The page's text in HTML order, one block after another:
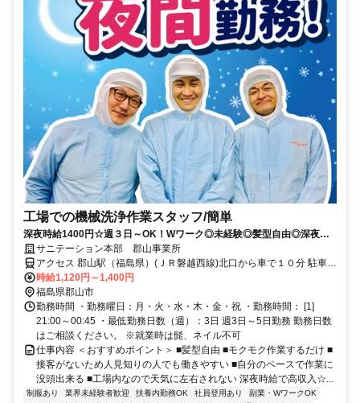
工場での機械洗浄作業スタッフ/簡単
深夜時給1400円☆週３日～OK！Wワーク◎未経験◎髪型自由◎深夜食
品工場内機械洗浄
サニテーション本部 郡山事業所
アクセス 郡山駅（福島県）(ＪＲ磐越西線)北口から車で１０分 駐車場
完備 車・バイク通勤可 最寄り駅：郡山駅（福島県）(ＪＲ磐越西線),
郡山駅（福島県）(ＪＲ磐越東線),郡山駅（福島県）(ＪＲ東北本線)
時給1,120円～1,400円
福島県郡山市
勤務時間 ・勤務曜日：月・火・水・木・金・祝 ・勤務時間： [1]
21:00～00:45 ・最低勤務日数（週）：3日 週3日～5日勤務 勤務日数
はご相談ください。 ※就業時は髭、ネイル不可
仕事内容 ＜おすすめポイント＞ ■髪型自由 ■モクモク作業するだけ ■
接客がないため人見知りの人でも働きやすい ■自分のペースで作業に
没頭出来る ■工場内なので天気に左右されない 深夜時給で高収入☆...
制服あり 業界未経験者歓迎 扶養内勤務OK 社員登用あり
副業・WワークOK